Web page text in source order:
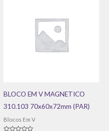
BLOCO EM V MAGNETICO
310.103 70x60x72mm (PAR)
Blocos Em V